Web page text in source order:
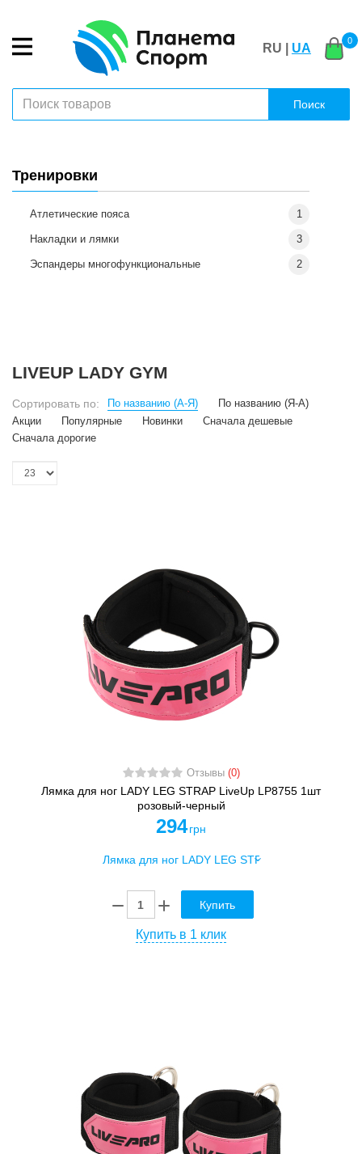
RU | UA
0
Поиск
Тренировки
Атлетические пояса 1
Накладки и лямки 3
Эспандеры многофункциональные 2
LIVEUP LADY GYM
Сортировать по: По названию (А-Я)
По названию (Я-А)
Акции
Популярные Новинки
Сначала дешевые
Сначала дорогие
Отзывы (0)
Лямка для ног LADY LEG STRAP LiveUp LP8755 1шт
розовый-черный
294 грн
Купить
Купить в 1 клик